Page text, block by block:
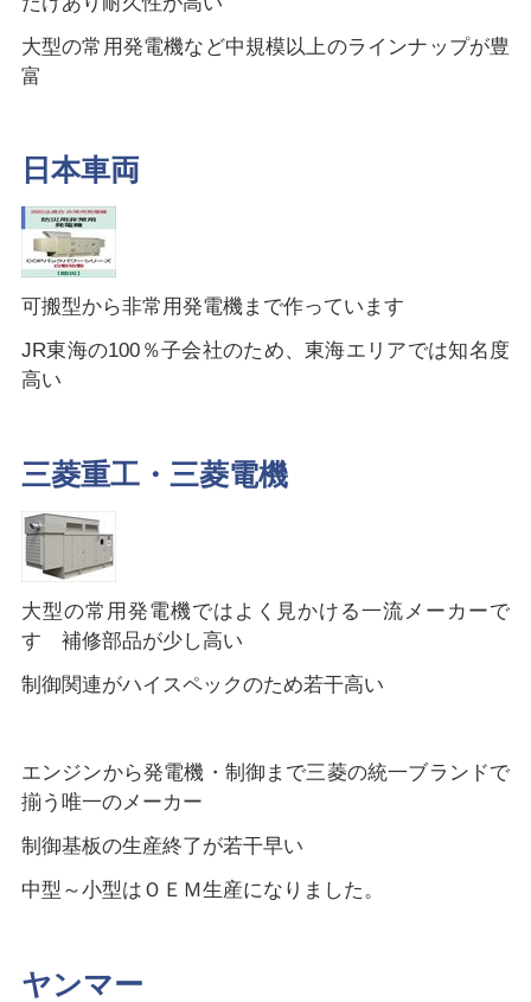
大型の常用発電機など中規模以上のラインナップが豊
富
日本車両
可搬型から非常用発電機まで作っています
JR東海の100％子会社のため、東海エリアでは知名度
高い
三菱重工・三菱電機
大型の常用発電機ではよく見かける一流メーカーで
す 補修部品が少し高い
制御関連がハイスペックのため若干高い
エンジンから発電機・制御まで三菱の統一ブランドで
揃う唯一のメーカー
制御基板の生産終了が若干早い
中型～小型はＯＥＭ生産になりました。
ヤンマー